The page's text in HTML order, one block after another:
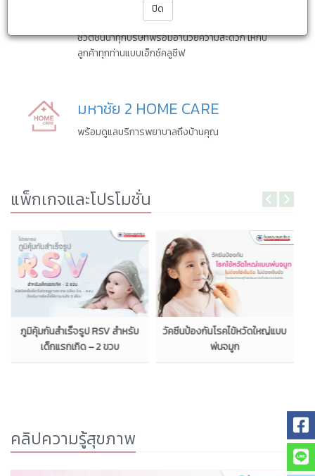
ปิด
โรงพยาบาลมหาชัย 2 ให้บริการลูกค้าบริษัทประกัน
ชีวิตชั้นนำทุกบริษัทพร้อมอำนวยความสะดวก ให้กับ
ลูกค้าทุกท่านแบบเอ็กซ์คลูซีฟ
มหาชัย 2 HOME CARE
พร้อมดูแลบริการพยาบาลถึงบ้านคุณ
แพ็กเกจและโปรโมชั่น
ภูมิคุ้มกันสำเร็จรูป RSV สำหรับ
เด็กแรกเกิด – 2 ขวบ
วัคซีนป้องกันโรคไข้หวัดใหญ่แบบ
พ่นจมูก
คลิปความรู้สุขภาพ